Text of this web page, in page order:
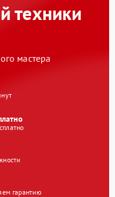
техники
мастера
гарантию